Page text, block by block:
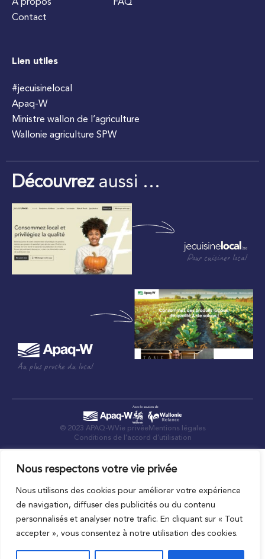
Nous respectons votre vie privée
Nous utilisons des cookies pour améliorer votre expérience
de navigation, diffuser des publicités ou du contenu
personnalisés et analyser notre trafic. En cliquant sur « Tout
accepter », vous consentez à notre utilisation des cookies.
À propos
Contact
FAQ
Lien utiles
#jecuisinelocal
Apaq-W
Ministre wallon de l’agriculture
Wallonie agriculture SPW
Découvrezaussi …
Pour cuisiner local
Au plus proche du local
© 2023 APAQ-WVie privée Mentions légales
Conditions de l’accord d’utilisation